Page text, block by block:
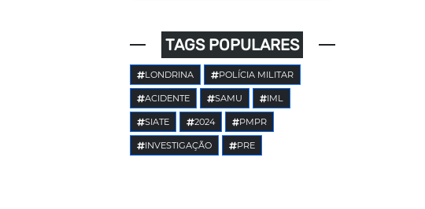
TAGS POPULARES
LONDRINA POLÍCIA MILITAR
ACIDENTE SAMU IML
SIATE 2024 PMPR
INVESTIGAÇÃO PRE